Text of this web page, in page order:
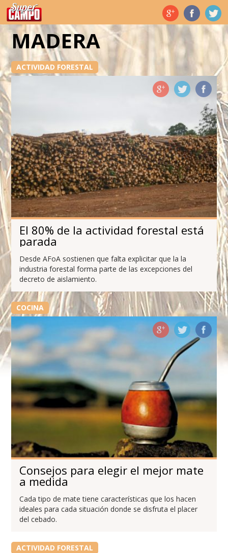
Temas de hoy
MADERA
ACTIVIDAD FORESTAL
El 80% de la actividad forestal está
parada
Desde AFoA sostienen que falta explicitar que la la
industria forestal forma parte de las excepciones del
decreto de aislamiento.
COCINA
Consejos para elegir el mejor mate
a medida
Cada tipo de mate tiene características que los hacen
ideales para cada situación donde se disfruta el placer
del cebado.
ACTIVIDAD FORESTAL